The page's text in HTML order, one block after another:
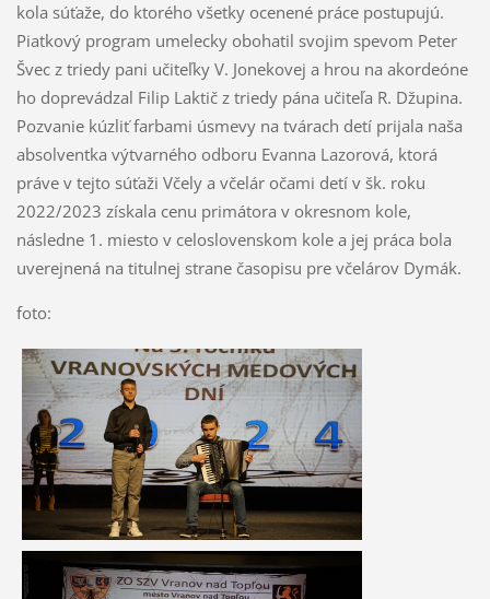
kola súťaže, do ktorého všetky ocenené práce postupujú.
Piatkový program umelecky obohatil svojim spevom Peter
Švec z triedy pani učiteľky V. Jonekovej a hrou na akordeóne
ho doprevádzal Filip Laktič z triedy pána učiteľa R. Džupina.
Pozvanie kúzliť farbami úsmevy na tvárach detí prijala naša
absolventka výtvarného odboru Evanna Lazorová, ktorá
práve v tejto súťaži Včely a včelár očami detí v šk. roku
2022/2023 získala cenu primátora v okresnom kole,
následne 1. miesto v celoslovenskom kole a jej práca bola
uverejnená na titulnej strane časopisu pre včelárov Dymák.
foto: